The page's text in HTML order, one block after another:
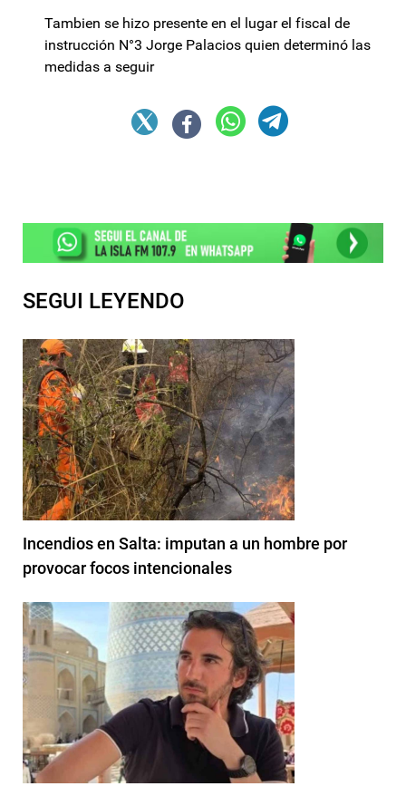
Tambien se hizo presente en el lugar el fiscal de
instrucción N°3 Jorge Palacios quien determinó las
medidas a seguir
SEGUI LEYENDO
Incendios en Salta: imputan a un hombre por
provocar focos intencionales